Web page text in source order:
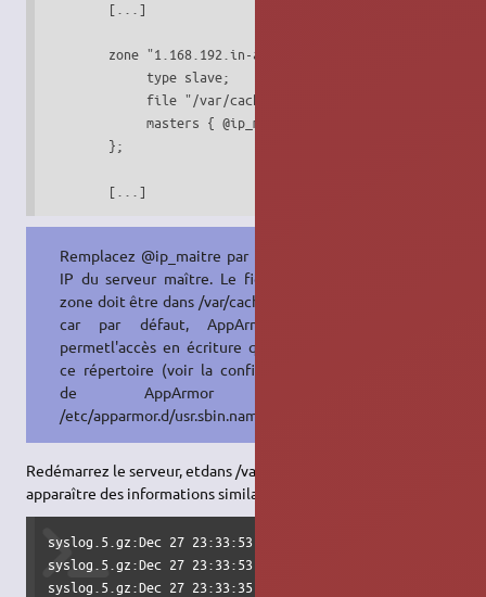
        [...]
        zone "1.168.192.in-addr.arpa" {
             type slave;
             file "/var/cache/bind/db.192";
             masters { @ip_maitre; };
        };
        [...]
Remplacez @ip_maitre par l'adresse
IP du serveur maître. Le fichier de
zone doit être dans /var/cache/bind/,
car par défaut, AppArmor ne
permetl'accès en écriture que dans
ce répertoire (voir la configuration
de AppArmor dans
/etc/apparmor.d/usr.sbin.named).
Redémarrez le serveur, etdans /var/log/syslog, vous devriez voir
apparaître des informations similaires :
syslog.5.gz:Dec 27 23:33:53 ubuntu named[5064]: zone
syslog.5.gz:Dec 27 23:33:53 ubuntu named[5064]:
syslog.5.gz:Dec 27 23:33:35 ubuntu named[5064]: slave